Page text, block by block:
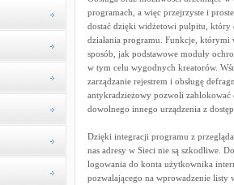
programach, a więc przejrzyste i
dostać dzięki widżetowi pulpitu, który
działania programu. Funkcje, którymi
sposób, jak podstawowe moduły
w tym celu wygodnych kreatorów.
zarządzanie rejestrem i obsługę
antykradzieżowy pozwoli
dowolnego innego urządzenia z
Dzięki integracji programu z
nas adresy w Sieci nie są szkodliwe.
logowania do konta użytkownika
pozwalającego na wprowadzenie listy